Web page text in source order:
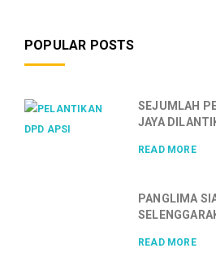
POPULAR POSTS
SEJUMLAH
JAYA
READ MORE
PANGLIMA
READ MORE